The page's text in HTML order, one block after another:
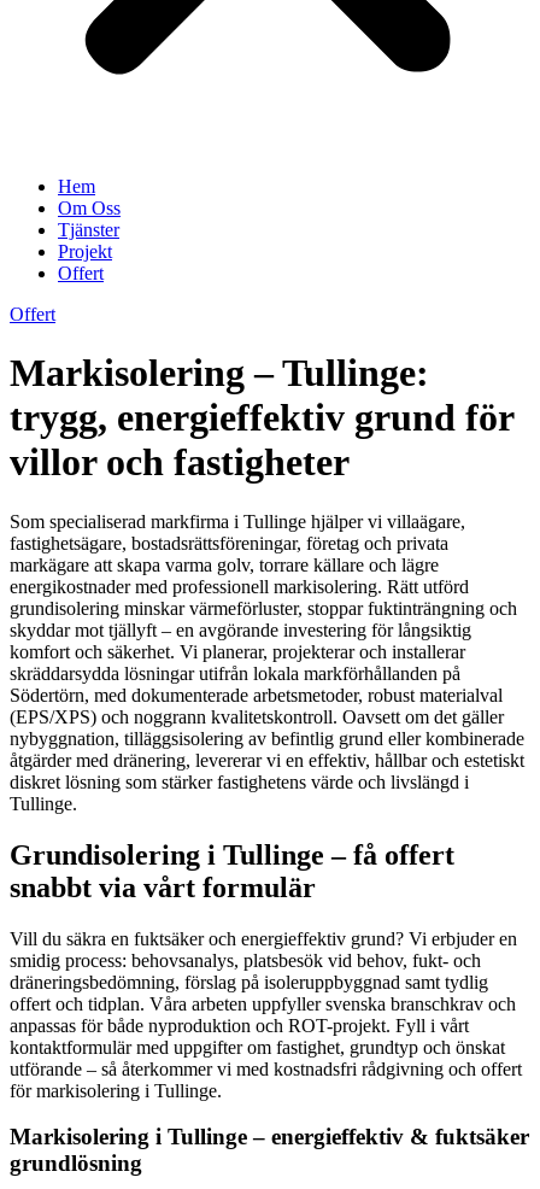
Hem
Om Oss
Tjänster
Projekt
Offert
Offert
Markisolering – Tullinge:
trygg, energieffektiv grund för
villor och fastigheter
Som specialiserad markfirma i Tullinge hjälper vi villaägare,
fastighetsägare, bostadsrättsföreningar, företag och privata
markägare att skapa varma golv, torrare källare och lägre
energikostnader med professionell markisolering. Rätt utförd
grundisolering minskar värmeförluster, stoppar fuktinträngning och
skyddar mot tjällyft – en avgörande investering för långsiktig
komfort och säkerhet. Vi planerar, projekterar och installerar
skräddarsydda lösningar utifrån lokala markförhållanden på
Södertörn, med dokumenterade arbetsmetoder, robust materialval
(EPS/XPS) och noggrann kvalitetskontroll. Oavsett om det gäller
nybyggnation, tilläggsisolering av befintlig grund eller kombinerade
åtgärder med dränering, levererar vi en effektiv, hållbar och estetiskt
diskret lösning som stärker fastighetens värde och livslängd i
Tullinge.
Grundisolering i Tullinge – få offert
snabbt via vårt formulär
Vill du säkra en fuktsäker och energieffektiv grund? Vi erbjuder en
smidig process: behovsanalys, platsbesök vid behov, fukt- och
dräneringsbedömning, förslag på isoleruppbyggnad samt tydlig
offert och tidplan. Våra arbeten uppfyller svenska branschkrav och
anpassas för både nyproduktion och ROT-projekt. Fyll i vårt
kontaktformulär med uppgifter om fastighet, grundtyp och önskat
utförande – så återkommer vi med kostnadsfri rådgivning och offert
för markisolering i Tullinge.
Markisolering i Tullinge – energieffektiv & fuktsäker
grundlösning